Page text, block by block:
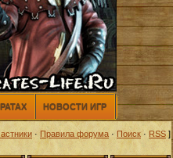
НОВОСТИ ИГР
· Правила форума · Поиск · RSS]